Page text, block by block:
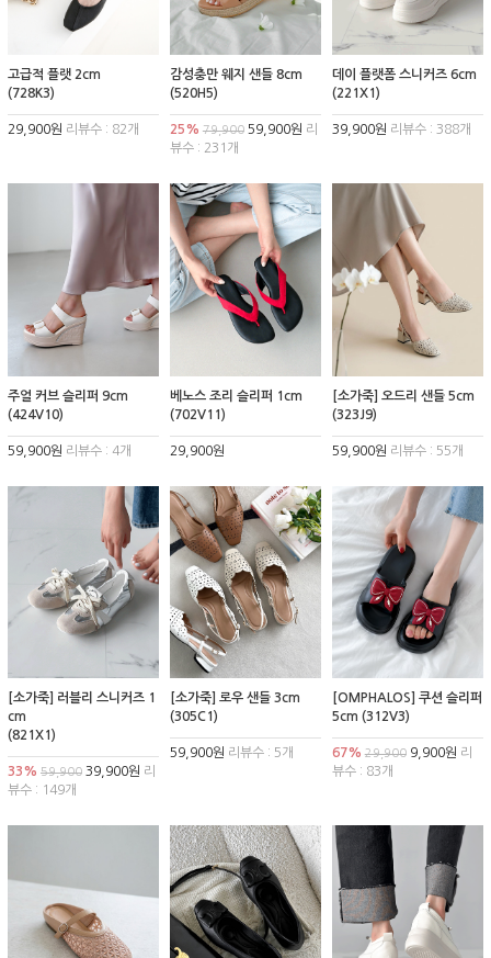
고급적 플랫 2cm
(728K3)
29,900원 리뷰수 : 82개
감성충만 웨지 샌들 8cm
(520H5)
25% 79,90059,900원 리
뷰수 : 231개
데이 플랫폼 스니커즈 6cm
(221X1)
39,900원 리뷰수 : 388개
주얼 커브 슬리퍼 9cm
(424V10)
59,900원 리뷰수 : 4개
베노스 조리 슬리퍼 1cm
(702V11)
29,900원
[소가죽] 오드리 샌들 5cm
(323J9)
59,900원 리뷰수 : 55개
[소가죽] 러블리 스니커즈 1
cm
(821X1)
33% 59,900 39,900원 리
뷰수 : 149개
[소가죽] 로우 샌들 3cm
(305C1)
59,900원 리뷰수 : 5개
[OMPHALOS] 쿠션 슬리퍼
5cm (312V3)
67% 29,9009,900원 리
뷰수 : 83개